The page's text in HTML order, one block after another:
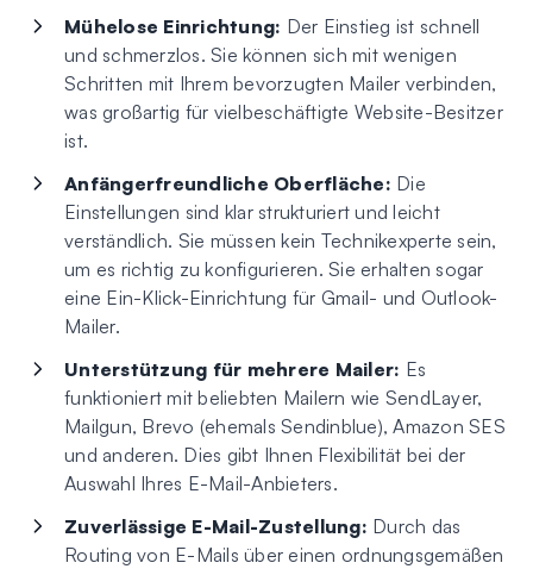
Mühelose Einrichtung: Der Einstieg ist schnell
und schmerzlos. Sie können sich mit wenigen
Schritten mit Ihrem bevorzugten Mailer verbinden,
was großartig für vielbeschäftigte Website-Besitzer
ist.
Anfängerfreundliche Oberfläche: Die
Einstellungen sind klar strukturiert und leicht
verständlich. Sie müssen kein Technikexperte sein,
um es richtig zu konfigurieren. Sie erhalten sogar
eine Ein-Klick-Einrichtung für Gmail- und Outlook-
Mailer.
Unterstützung für mehrere Mailer: Es
funktioniert mit beliebten Mailern wie SendLayer,
Mailgun, Brevo (ehemals Sendinblue), Amazon SES
und anderen. Dies gibt Ihnen Flexibilität bei der
Auswahl Ihres E-Mail-Anbieters.
Zuverlässige E-Mail-Zustellung: Durch das
Routing von E-Mails über einen ordnungsgemäßen